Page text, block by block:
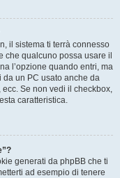
il sistema ti terrà connesso
che qualcuno possa usare il
l’opzione quando entri, ma
un PC usato anche da
Se non vedi il checkbox,
caratteristica.
generati da phpBB che ti
ad esempio di tenere